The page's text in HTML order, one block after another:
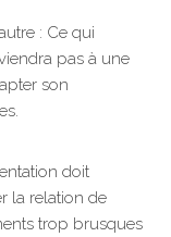
: Ce qui
pas à une
son
doit
la relation de
trop brusques